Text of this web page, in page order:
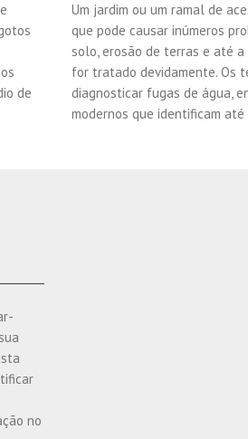
de
Um jardim ou um ramal de
que pode causar inúmeros
solo, erosão de terras e até
for tratado devidamente. Os
diagnosticar fugas de água,
modernos que identificam
no